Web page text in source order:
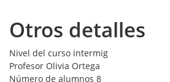
Otros detalles
Nivel del curso intermig
Profesor Olivia Ortega
Número de alumnos 8